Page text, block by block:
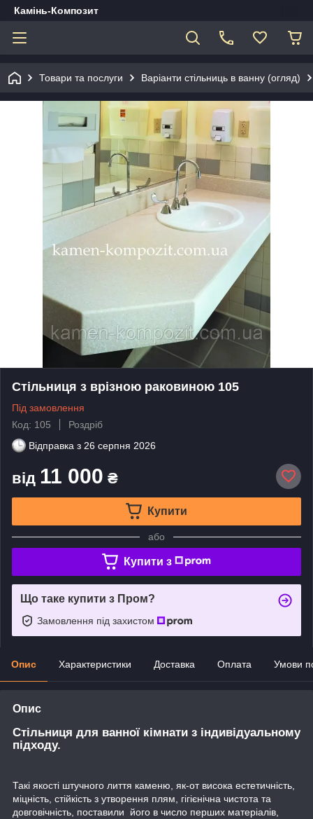
Камінь-Композит
Товари та послуги Варіанти стільниць в ванну (огляд)
Стільниця з врізною раковиною 105
Під замовлення
Код: 105
Роздріб
Відправка з 26 серпня 2026
від 11 000 ₴
Купити
або
Купити з
Що таке купити з Пром?
Замовлення під захистом
Опис Характеристики Доставка Оплата Умови
Опис
Стільниця для ванної кімнати з індивідуальному
підходу.
Такі якості штучного лиття каменю, як-от висока естетичність,
міцність, стійкість з утворення плям, гігієнічна чистота та
довговічність, поставили його в число перших матеріалів,